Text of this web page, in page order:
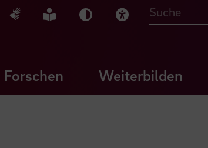
Deutsche Gebärdensprache
Leichte Sprache
Dunkel-Modus
Visuelle Hilfe
Forschen Weiterbilden